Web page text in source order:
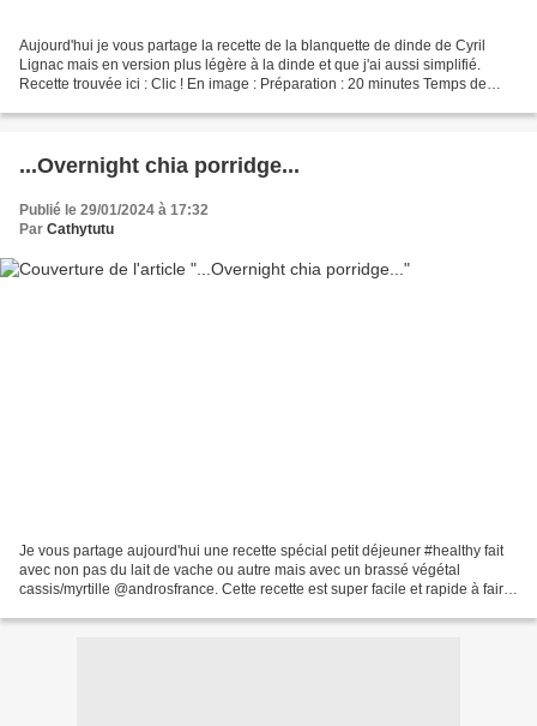
Aujourd'hui je vous partage la recette de la blanquette de dinde de Cyril
Lignac mais en version plus légère à la dinde et que j'ai aussi simplifié.
Recette trouvée ici : Clic ! En image : Préparation : 20 minutes Temps de
...Overnight chia porridge...
Publié le 29/01/2024 à 17:32
Par Cathytutu
Je vous partage aujourd'hui une recette spécial petit déjeuner #healthy fait
avec non pas du lait de vache ou autre mais avec un brassé végétal
cassis/myrtille @androsfrance. Cette recette est super facile et rapide à faire